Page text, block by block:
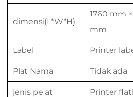
dimensi(L*W*H)
1760 mm
mm
Label Printer
Plat Nama Tidak ada
jenis pelat Printer